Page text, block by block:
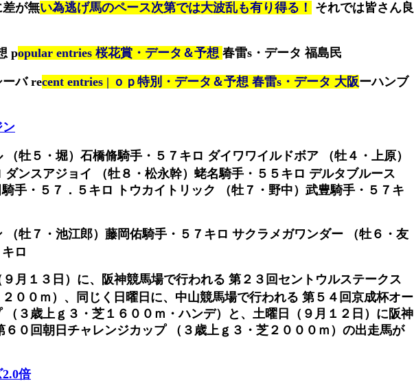
が無い為逃げ馬のペース次第では大波乱も有り得る！ それでは皆さん良
popular entries 桜花賞・データ＆予想 春雷s・データ 福島民
バ recent entries | ｏｐ特別・データ＆予想 春雷s・データ 大阪ーハンブ
ン
（牡５・堀）石橋脩騎手・５７キロ ダイワワイルドボア （牡４・上原）
ダンスアジョイ （牡８・松永幹）蛯名騎手・５５キロ デルタブルース
騎手・５７．５キロ トウカイトリック （牡７・野中）武豊騎手・５７キ
（牡７・池江郎）藤岡佑騎手・５７キロ サクラメガワンダー （牡６・友
ロ
月１３日）に、阪神競馬場で行われる 第２３回セントウルステークス
２００ｍ）、同じく日曜日に、中山競馬場で行われる 第５４回京成杯オー
（３歳上ｇ３・芝１６００ｍ・ハンデ）と、土曜日（９月１２日）に阪神
６０回朝日チャレンジカップ （３歳上ｇ３・芝２０００ｍ）の出走馬が
倍